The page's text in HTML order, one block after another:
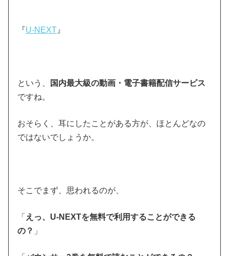
『U-NEXT 』
という、
国内最大級の動画・電子書籍配信サービス
ですね。
おそらく、耳にしたことがある方が、ほとんどなの
ではないでしょうか。
そこでまず、思われるのが、
「 えっ、U-NEXTを無料で利用することができる
の？ 」